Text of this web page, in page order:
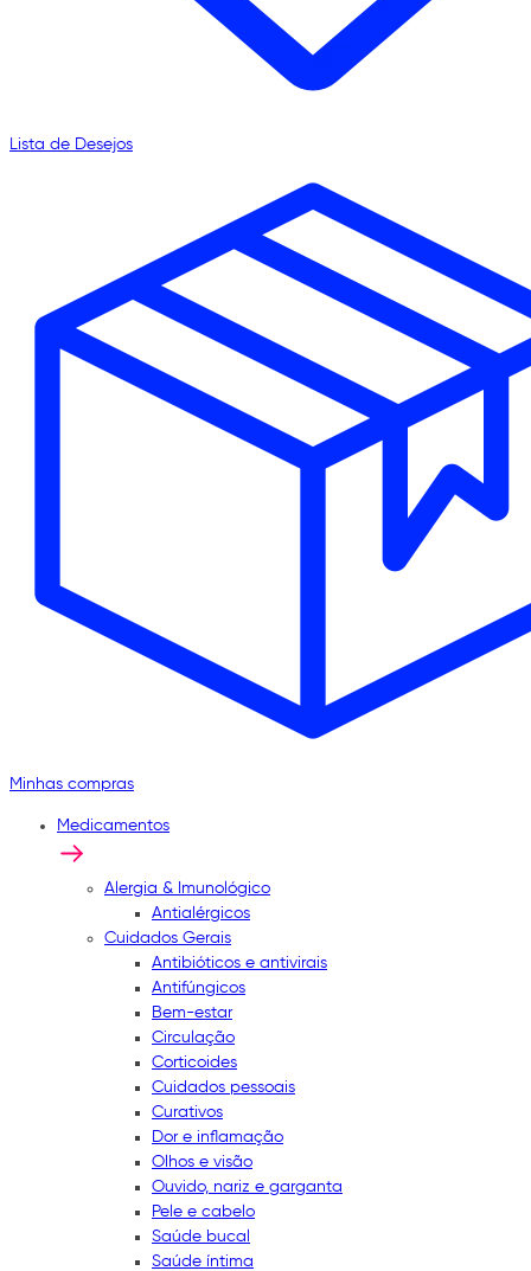
Lista de Desejos
Minhas compras
Medicamentos
Alergia & Imunológico
Antialérgicos
Cuidados Gerais
Antibióticos e antivirais
Antifúngicos
Bem-estar
Circulação
Corticoides
Cuidados pessoais
Curativos
Dor e inflamação
Olhos e visão
Ouvido, nariz e garganta
Pele e cabelo
Saúde bucal
Saúde íntima